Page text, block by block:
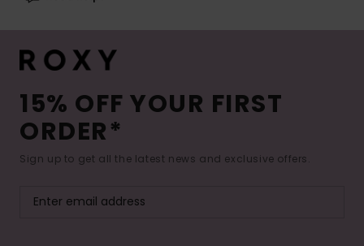
15% OFF YOUR FIRST
ORDER*
Sign up to get all the latest news and exclusive offers.